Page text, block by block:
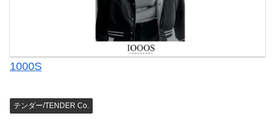
1000S
テンダー/TENDER Co.